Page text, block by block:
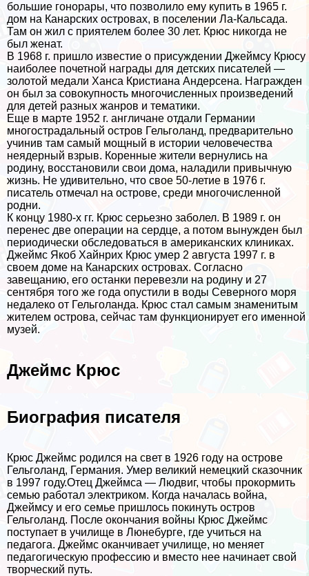
большие гонорары, что позволило ему купить в 1965 г.
дом на Канарских островах, в поселении Ла-Кальсада.
Там он жил с приятелем более 30 лет. Крюс никогда не
был женат.
В 1968 г. пришло известие о присуждении Джеймсу Крюсу
наиболее почетной награды для детских писателей —
золотой медали Ханса Кристиана Андерсена. Награжден
он был за совокупность многочисленных произведений
для детей разных жанров и тематики.
Еще в марте 1952 г. англичане отдали Германии
многострадальный остров Гельголанд, предварительно
учинив там самый мощный в истории человечества
неядерный взрыв. Коренные жители вернулись на
родину, восстановили свои дома, наладили привычную
жизнь. Не удивительно, что свое 50-летие в 1976 г.
писатель отмечал на острове, среди многочисленной
родни.
К концу 1980-х гг. Крюс серьезно заболел. В 1989 г. он
перенес две операции на сердце, а потом вынужден был
периодически обследоваться в американских клиниках.
Джеймс Якоб Хайнрих Крюс умер 2 августа 1997 г. в
своем доме на Канарских островах. Согласно
завещанию, его останки перевезли на родину и 27
сентября того же года опустили в воды Северного моря
недалеко от Гельголанда. Крюс стал самым знаменитым
жителем острова, сейчас там функционирует его именной
музей.
Джеймс Крюс
Биография писателя
Крюс Джеймс родился на свет в 1926 году на острове
Гельголанд, Германия. Умер великий немецкий сказочник
в 1997 году.Отец Джеймса — Людвиг, чтобы прокормить
семью работал электриком. Когда началась война,
Джеймсу и его семье пришлось покинуть остров
Гельголанд. После окончания войны Крюс Джеймс
поступает в училище в Люнебурге, где учиться на
педагога. Джеймс оканчивает училище, но меняет
педагогическую профессию и вместо нее начинает свой
творческий путь.